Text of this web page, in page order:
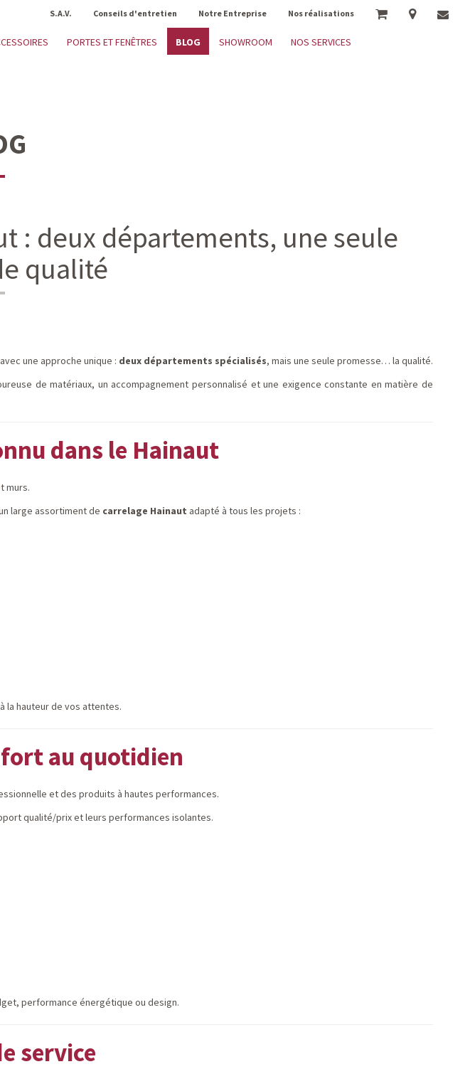
S.A.V. Conseils d'entretien Notre Entreprise Nos réalisations
PORTES ET FENÊTRES BLOG SHOWROOM NOS SERVICES
: deux départements, une seule
qualité
une approche unique : deux départements spécialisés, mais une seule promesse… la qualité.
de matériaux, un accompagnement personnalisé et une exigence constante en matière de
dans le Hainaut
murs.
large assortiment de carrelage Hainaut adapté à tous les projets :
la hauteur de vos attentes.
au quotidien
et des produits à hautes performances.
qualité/prix et leurs performances isolantes.
performance énergétique ou design.
service